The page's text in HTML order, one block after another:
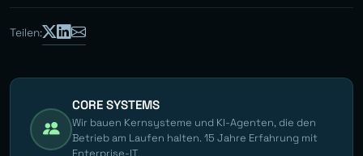
Teilen:
CORE SYSTEMS
Wir bauen Kernsysteme und KI-Agenten, die den
Betrieb am Laufen halten. 15 Jahre Erfahrung mit
Enterprise-IT.